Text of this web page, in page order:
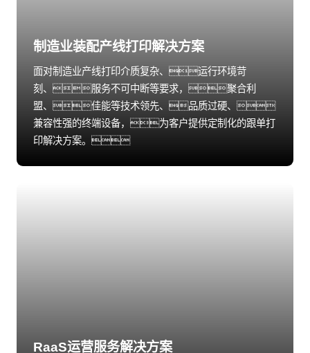
制造业装配产线打印解决方案
面对制造业产线打印介质复杂、运行环境苛
刻、服务不可中断等要求，聚合利
盟、佳能等技术领先、品质过硬、
兼容性强的终端设备，为客户提供定制化的跟单打
印解决方案。
RaaS运营服务解决方案